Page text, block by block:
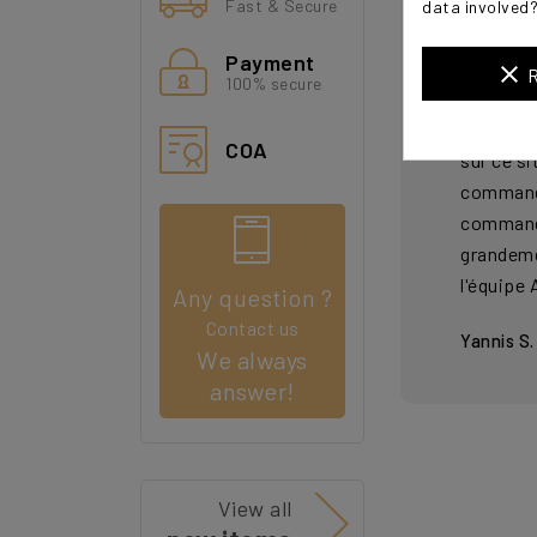
Fast & Secure
Payment
100% secure
COA
Any question ?
Contact us
We always
answer!
View all
sur ce
l'équipe
Yannis S.
data involved?
clear